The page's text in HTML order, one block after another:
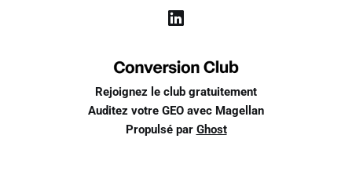
Rejoignez le club gratuitement
Auditez votre GEO avec Magellan
Propulsé par Ghost